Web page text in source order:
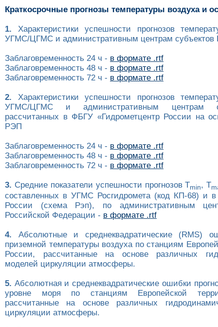
Краткосрочные прогнозы температуры воздуха и
1. Характеристики успешности прогнозов
УГМС/ЦГМС и административным центрам субъектов
Заблаговременность 24 ч - в формате .rtf
Заблаговременность 48 ч - в формате .rtf
Заблаговременность 72 ч - в формате .rtf
2. Характеристики успешности прогнозов
УГМС/ЦГМС и административным центрам
рассчитанных в ФБГУ «Гидрометцентр России на
РЭП
Заблаговременность 24 ч - в формате .rtf
Заблаговременность 48 ч - в формате .rtf
Заблаговременность 72 ч - в формате .rtf
3. Средние показатели успешности прогнозов Tmin, T
составленных в УГМС Росгидромета (код КП-68) и в
России (схема Рэп), по административным
Российской Федерации - в формате .rtf
4. Абсолютные и среднеквадратические (RMS)
приземной температуры воздуха по станциям
России, рассчитанные на основе различных
моделей циркуляции атмосферы.
5. Абсолютная и среднеквадратические ошибки
уровне моря по станциям Европейской
рассчитанные на основе различных
циркуляции атмосферы.